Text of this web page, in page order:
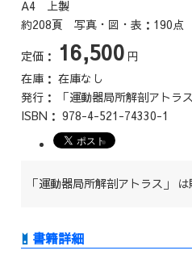
A4 上製
約208頁 写真・図・表：190点
定価： 16,500 円
在庫： 在庫なし
発行：
「運動器局所解剖アトラ
ISBN： 978-4-521-74330-1
「運動器局所解剖アトラス」 は